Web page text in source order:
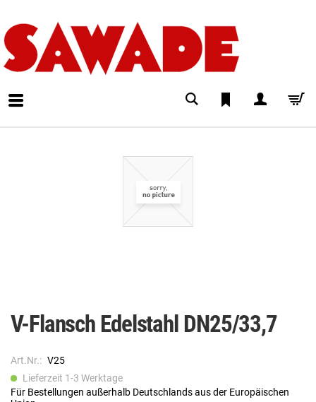
V-Flansch Edelstahl DN25/33,7
Art.Nr.: V25
Lieferzeit 1-3 Werktage
Für Bestellungen außerhalb Deutschlands aus der Europäischen